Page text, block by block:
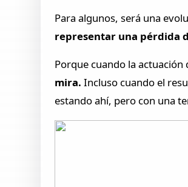
Para algunos, será una
representar una pérdida
Porque cuando la
mira.Incluso cuando el
estando ahí, pero con una